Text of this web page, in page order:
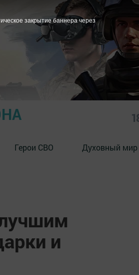
Герои СВО Духовный мир
и
закрытие баннера через